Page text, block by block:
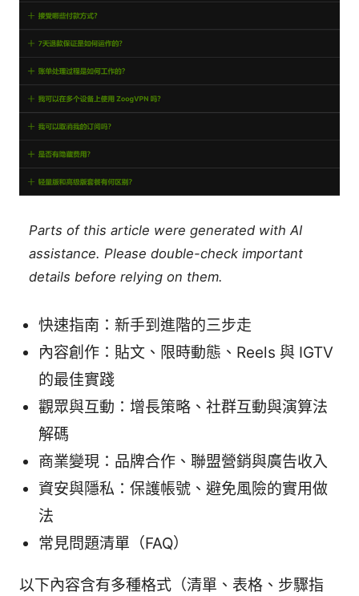
Parts of this article were generated with AI
assistance. Please double-check important
details before relying on them.
快速指南：新手到進階的三步走
內容創作：貼文、限時動態、Reels 與 IGTV
的最佳實踐
觀眾與互動：增長策略、社群互動與演算法
解碼
商業變現：品牌合作、聯盟營銷與廣告收入
資安與隱私：保護帳號、避免風險的實用做
法
常見問題清單（FAQ）
以下內容含有多種格式（清單、表格、步驟指